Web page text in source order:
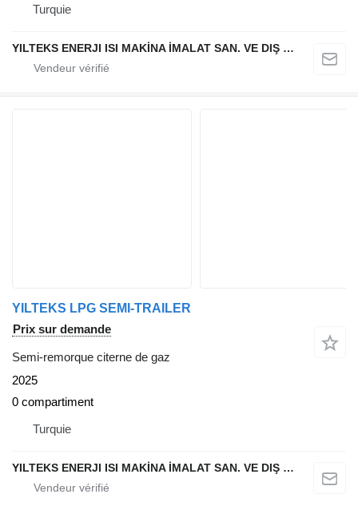
Turquie
YILTEKS ENERJI ISI MAKİNA İMALAT SAN. VE DIŞ TİC. LTD. ŞTİ.
YILTEKS LPG SEMI-TRAILER
Prix sur demande
Semi-remorque citerne de gaz
2025
0 compartiment
Turquie
YILTEKS ENERJI ISI MAKİNA İMALAT SAN. VE DIŞ TİC. LTD. ŞTİ.